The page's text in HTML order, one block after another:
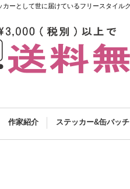
ーとして世に届けているフリースタイル
作家紹介 ステッカー&缶バッ